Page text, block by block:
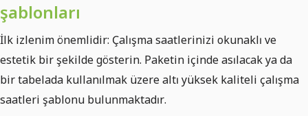
şablonları
İlk izlenim önemlidir: Çalışma saatlerinizi okunaklı ve
estetik bir şekilde gösterin. Paketin içinde asılacak ya da
bir tabelada kullanılmak üzere altı yüksek kaliteli çalışma
saatleri şablonu bulunmaktadır.